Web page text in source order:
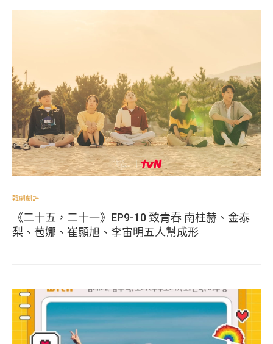
韓劇劇評
《二十五，二十一》EP9-10 致青春 南柱赫、金泰
梨、苞娜、崔顯旭、李宙明五人幫成形